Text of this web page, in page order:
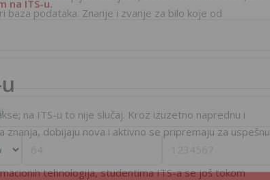
podataka. Znanje i zvanje za bilo koje od
na ITS-u to nije slučaj. Kroz izuzetno naprednu i
dobijaju nova i aktivno se pripremaju za uspešnu
tehnologija, studentima ITS-a se još tokom
na ITS-u.